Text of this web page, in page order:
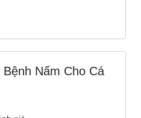
Nấm Cho Cá